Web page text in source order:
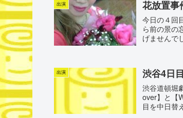
出演 花放置事
今日の４回
ら前の景の
げませんで
出演 渋谷4日
渋谷道頓堀
over】と【
目を中日替